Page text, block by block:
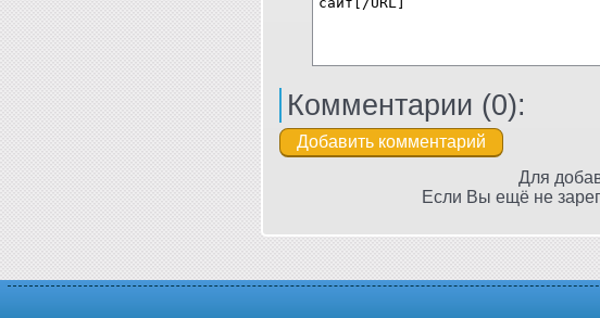
Комментарии (0):
Для
Если Вы ещё не